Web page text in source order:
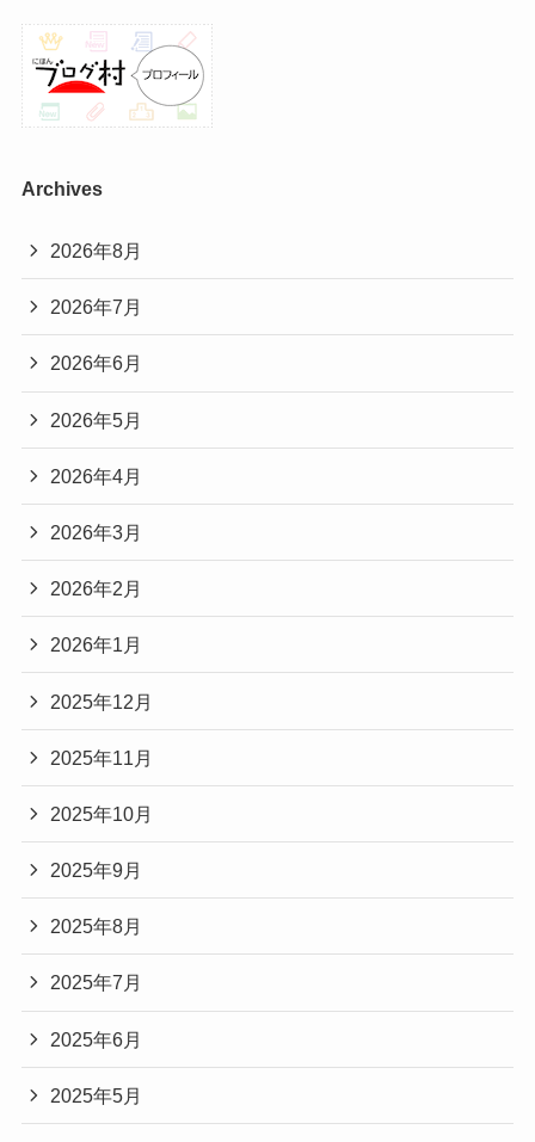
Archives
2026年8月
2026年7月
2026年6月
2026年5月
2026年4月
2026年3月
2026年2月
2026年1月
2025年12月
2025年11月
2025年10月
2025年9月
2025年8月
2025年7月
2025年6月
2025年5月